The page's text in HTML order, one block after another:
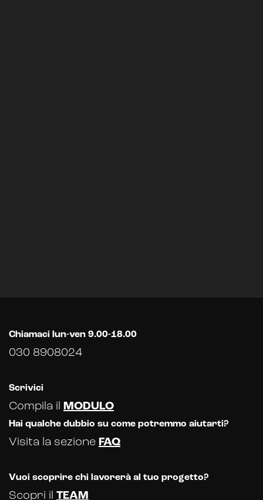
Chiamaci lun-ven 9.00-18.00
030 8908024
Scrivici
Compila il MODULO
Hai qualche dubbio su come potremmo aiutarti?
Visita la sezione FAQ
Vuoi scoprire chi lavorerà al tuo progetto?
Scopri il TEAM